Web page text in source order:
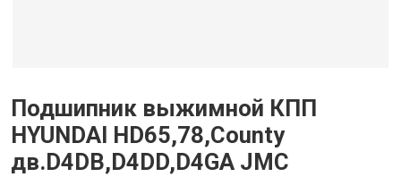
Подшипник выжимной КПП
HYUNDAI HD65,78,County
дв.D4DB,D4DD,D4GA JMC